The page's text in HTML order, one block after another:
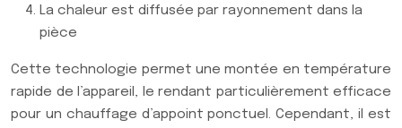
La chaleur est diffusée par rayonnement dans la
pièce
Cette technologie permet une montée en température
rapide de l’appareil, le rendant particulièrement efficace
pour un chauffage d’appoint ponctuel. Cependant, il est